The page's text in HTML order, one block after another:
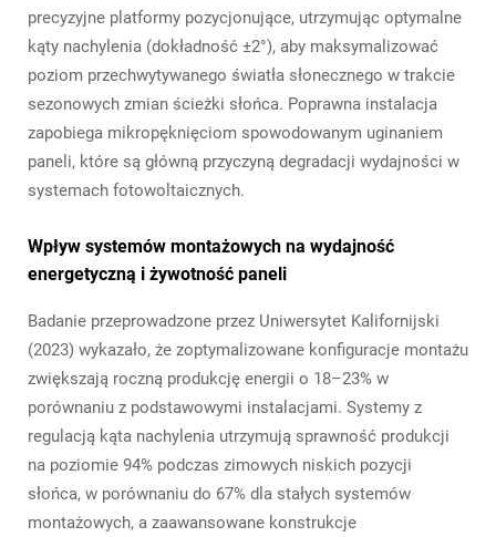
precyzyjne platformy pozycjonujące, utrzymując optymalne
kąty nachylenia (dokładność ±2°), aby maksymalizować
poziom przechwytywanego światła słonecznego w trakcie
sezonowych zmian ścieżki słońca. Poprawna instalacja
zapobiega mikropęknięciom spowodowanym uginaniem
paneli, które są główną przyczyną degradacji wydajności w
systemach fotowoltaicznych.
Wpływ systemów montażowych na wydajność
energetyczną i żywotność paneli
Badanie przeprowadzone przez Uniwersytet Kalifornijski
(2023) wykazało, że zoptymalizowane konfiguracje montażu
zwiększają roczną produkcję energii o 18–23% w
porównaniu z podstawowymi instalacjami. Systemy z
regulacją kąta nachylenia utrzymują sprawność produkcji
na poziomie 94% podczas zimowych niskich pozycji
słońca, w porównaniu do 67% dla stałych systemów
montażowych, a zaawansowane konstrukcje